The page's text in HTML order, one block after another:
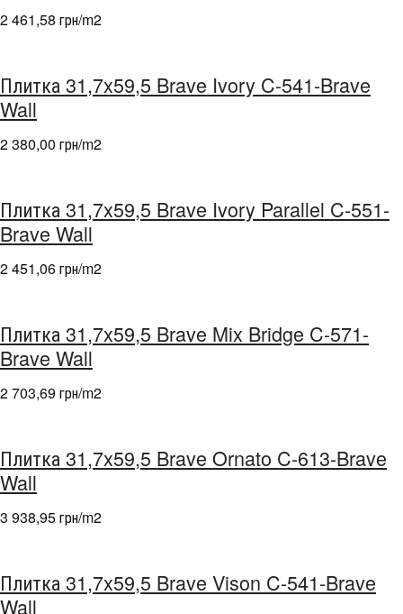
2 461,58 грн/m2
Плитка 31,7x59,5 Brave Ivory C-541-Brave
Wall
2 380,00 грн/m2
Плитка 31,7x59,5 Brave Ivory Parallel C-551-
Brave Wall
2 451,06 грн/m2
Плитка 31,7x59,5 Brave Mix Bridge C-571-
Brave Wall
2 703,69 грн/m2
Плитка 31,7x59,5 Brave Ornato C-613-Brave
Wall
3 938,95 грн/m2
Плитка 31,7x59,5 Brave Vison C-541-Brave
Wall